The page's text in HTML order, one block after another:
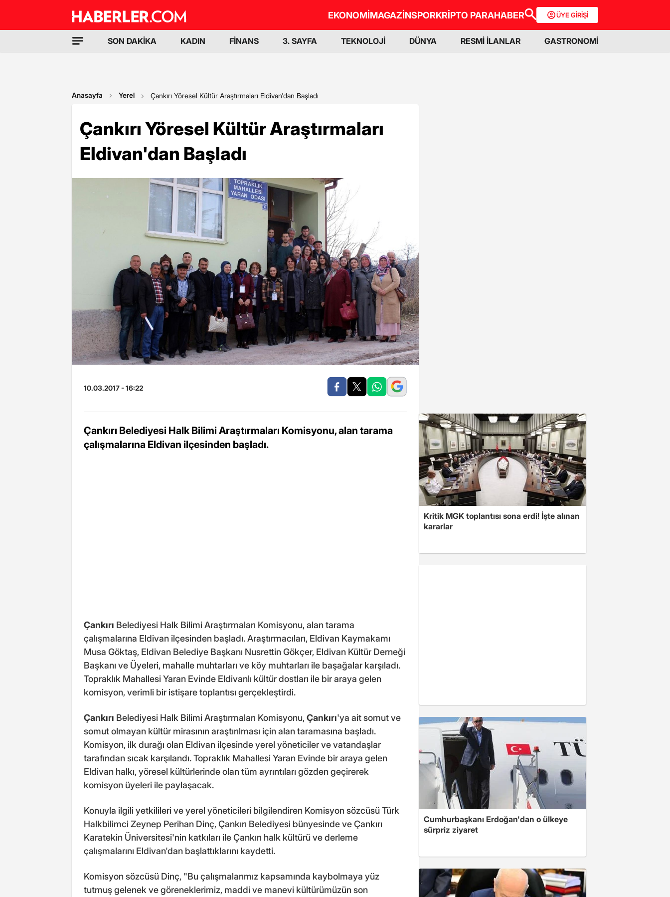
EKONOMİMAGAZİNSPORKRİPTO PARAHABER ÜYE GİRİŞİ
SON DAKİKA KADIN FİNANS 3. SAYFA TEKNOLOJİ DÜNYA RESMİ İLANLAR GASTRONOMİ
Anasayfa Yerel Çankırı Yöresel Kültür Araştırmaları Eldivan'dan Başladı
Çankırı Yöresel Kültür Araştırmaları
Eldivan'dan Başladı
10.03.2017 - 16:22
Çankırı Belediyesi Halk Bilimi Araştırmaları Komisyonu, alan tarama
çalışmalarına Eldivan ilçesinden başladı.
Çankırı Belediyesi Halk Bilimi Araştırmaları Komisyonu, alan tarama
çalışmalarına Eldivan ilçesinden başladı. Araştırmacıları, Eldivan Kaymakamı
Musa Göktaş, Eldivan Belediye Başkanı Nusrettin Gökçer, Eldivan Kültür Derneği
Başkanı ve Üyeleri, mahalle muhtarları ve köy muhtarları ile başağalar karşıladı.
Topraklık Mahallesi Yaran Evinde Eldivanlı kültür dostları ile bir araya gelen
komisyon, verimli bir istişare toplantısı gerçekleştirdi.
Çankırı Belediyesi Halk Bilimi Araştırmaları Komisyonu,Çankırı'ya ait somut ve
somut olmayan kültür mirasının araştırılması için alan taramasına başladı.
Komisyon, ilk durağı olan Eldivan ilçesinde yerel yöneticiler ve vatandaşlar
tarafından sıcak karşılandı. Topraklık Mahallesi Yaran Evinde bir araya gelen
Eldivan halkı, yöresel kültürlerinde olan tüm ayrıntıları gözden geçirerek
komisyon üyeleri ile paylaşacak.
Konuyla ilgili yetkilileri ve yerel yöneticileri bilgilendiren Komisyon sözcüsü Türk
Halkbilimci Zeynep Perihan Dinç, Çankırı Belediyesi bünyesinde ve Çankırı
Karatekin Üniversitesi'nin katkıları ile Çankırı halk kültürü ve derleme
çalışmalarını Eldivan'dan başlattıklarını kaydetti.
Komisyon sözcüsü Dinç, "Bu çalışmalarımız kapsamında kaybolmaya yüz
tutmuş gelenek ve göreneklerimiz, maddi ve manevi kültürümüzün son
Kritik MGK toplantısı sona erdi! İşte alınan
kararlar
Cumhurbaşkanı Erdoğan'dan o ülkeye
sürpriz ziyaret